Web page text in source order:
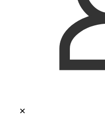
✕